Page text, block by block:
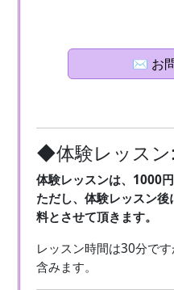
✉ お
◆体験レッスン:
体験レッスンは、1000円
ただし、体験レッスン
料とさせて頂きます。
レッスン時間は30分で
含みます。